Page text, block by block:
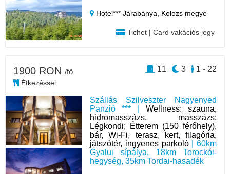
Hotel*** Járabánya, Kolozs megye
Tichet | Card vakációs jegy
Szállás Szilveszter Nagyenyed
Panzió *** | Wellness: szauna,
hidromasszázs, masszázs;
Légkondi; Étterem (150 férőhely),
bár, Wi-Fi, terasz, kert, filagória,
játszótér, ingyenes parkoló| 60km
Gyalui sípálya, 18km Torockói-
hegység, 35km Tordai-hasadék
1900 RON /fő
Étkezéssel
1 - 22
3
11